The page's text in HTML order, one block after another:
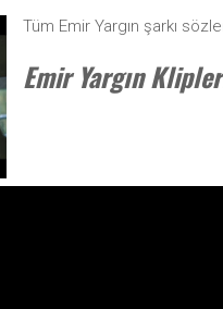
Tüm Emir Yargın şarkı
Emir Yargın